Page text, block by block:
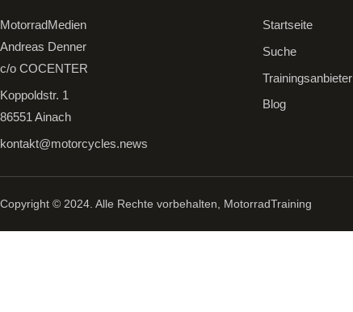
MotorradMedien
Andreas Denner
c/o COCENTER
Koppoldstr. 1
86551 Ainach
kontakt@motorcycles.news
Startseite
Suche
Trainingsanbieter
Blog
Copyright © 2024. Alle Rechte vorbehalten, MotorradTraining